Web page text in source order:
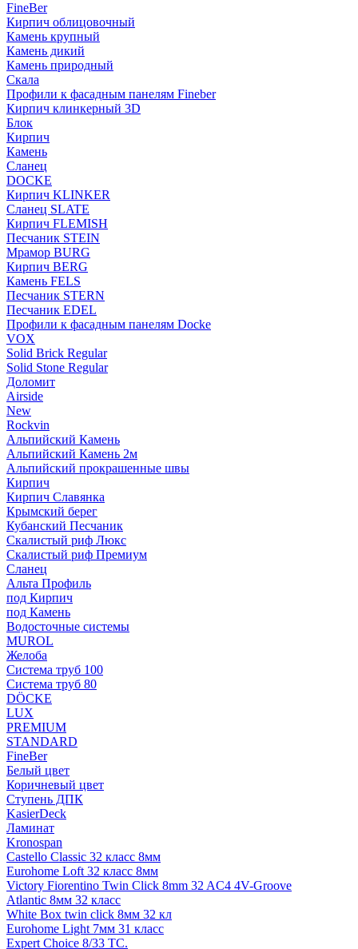
FineBer
Кирпич облицовочный
Камень крупный
Камень дикий
Камень природный
Скала
Профили к фасадным панелям Fineber
Кирпич клинкерный 3D
Блок
Кирпич
Камень
Сланец
DOCKE
Кирпич KLINKER
Сланец SLATE
Кирпич FLEMISH
Пес­ча­ник STEIN
Мрамор BURG
Кирпич BERG
Камень FELS
Пес­ча­ник STERN
Пес­ча­ник EDEL
Профили к фасадным панелям Docke
VOX
Solid Brick Regular
Solid Stone Regular
Доломит
Airside
New
Rockvin
Альпийский Камень
Альпийский Камень 2м
Альпийский прокрашенные швы
Кирпич
Кирпич Славянка
Крымский берег
Кубанский Песчаник
Скалистый риф Люкс
Скалистый риф Премиум
Сланец
Альта Профиль
под Кирпич
под Камень
Водосточные системы
MUROL
Желоба
Система труб 100
Система труб 80
DÖCKE
LUX
PREMIUM
STANDARD
FineBer
Белый цвет
Коричневый цвет
Ступень ДПК
KasierDeck
Ламинат
Kronospan
Castello Classic 32 класс 8мм
Eurohome Loft 32 класс 8мм
Victory Fiorentino Twin Click 8mm 32 AC4 4V-Groove
Atlantic 8мм 32 класс
White Box twin click 8мм 32 кл
Eurohome Light 7мм 31 класс
Expert Choice 8/33 TC.